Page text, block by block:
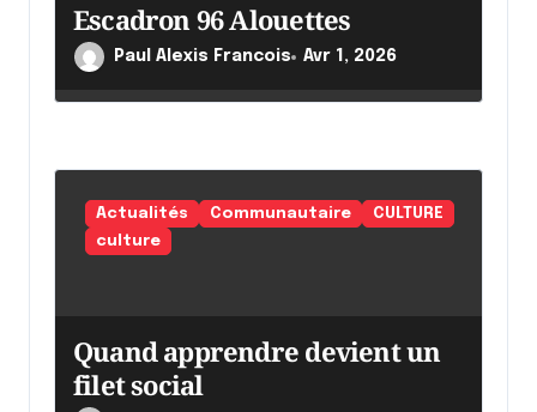
Escadron 96 Alouettes
Paul Alexis Francois Avr 1, 2026
Actualités Communautaire
CULTURE
culture
Quand apprendre devient un
filet social